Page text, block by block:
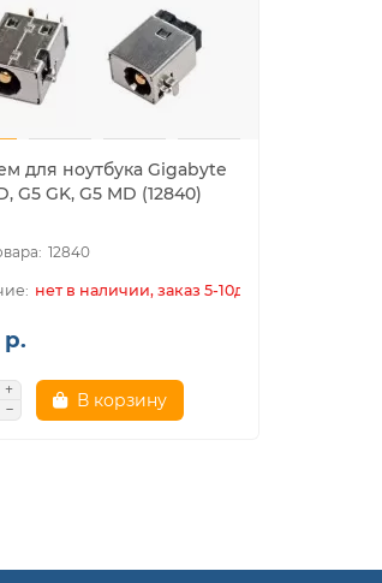
для ноутбука Gigabyte
G5 GK, G5 MD (12840)
12840
нет в наличии, заказ 5-10дн.
В корзину